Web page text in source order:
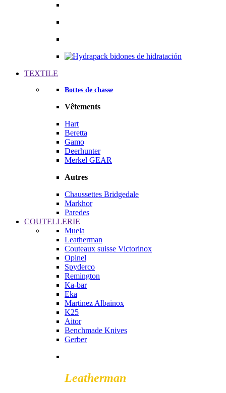
TEXTILE
Bottes de chasse
Vêtements
Hart
Beretta
Gamo
Deerhunter
Merkel GEAR
Autres
Chaussettes Bridgedale
Markhor
Paredes
COUTELLERIE
Muela
Leatherman
Couteaux suisse Victorinox
Opinel
Spyderco
Remington
Ka-bar
Eka
Martinez Albainox
K25
Aitor
Benchmade Knives
Gerber
Leatherman